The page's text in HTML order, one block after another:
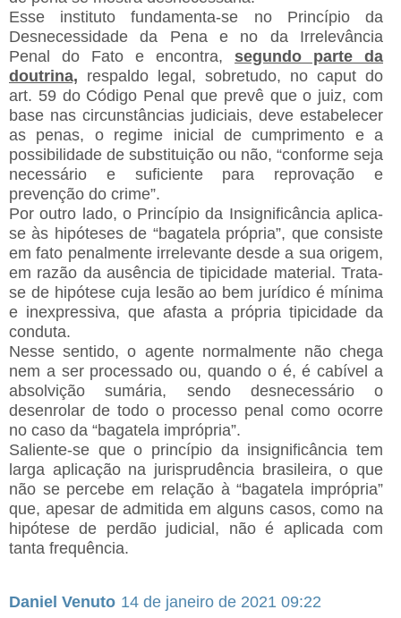
Esse instituto fundamenta-se no Princípio da
Desnecessidade da Pena e no da Irrelevância
Penal do Fato e encontra, segundo parte da
doutrina, respaldo legal, sobretudo, no caput do
art. 59 do Código Penal que prevê que o juiz, com
base nas circunstâncias judiciais, deve estabelecer
as penas, o regime inicial de cumprimento e a
possibilidade de substituição ou não, “conforme seja
necessário e suficiente para reprovação e
prevenção do crime”.
Por outro lado, o Princípio da Insignificância aplica-
se às hipóteses de “bagatela própria”, que consiste
em fato penalmente irrelevante desde a sua origem,
em razão da ausência de tipicidade material. Trata-
se de hipótese cuja lesão ao bem jurídico é mínima
e inexpressiva, que afasta a própria tipicidade da
conduta.
Nesse sentido, o agente normalmente não chega
nem a ser processado ou, quando o é, é cabível a
absolvição sumária, sendo desnecessário o
desenrolar de todo o processo penal como ocorre
no caso da “bagatela imprópria”.
Saliente-se que o princípio da insignificância tem
larga aplicação na jurisprudência brasileira, o que
não se percebe em relação à “bagatela imprópria”
que, apesar de admitida em alguns casos, como na
hipótese de perdão judicial, não é aplicada com
tanta frequência.
Daniel Venuto 14 de janeiro de 2021 09:22